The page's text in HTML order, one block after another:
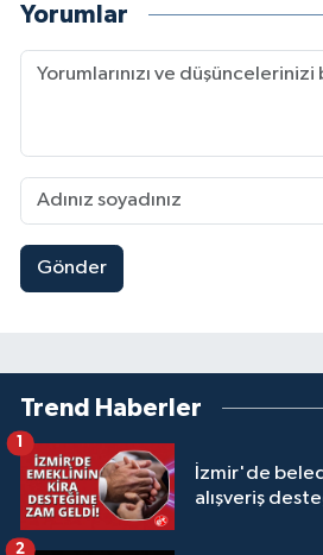
Yorumlar
Gönder
Trend Haberler
İzmir'de
alışveriş
1
2